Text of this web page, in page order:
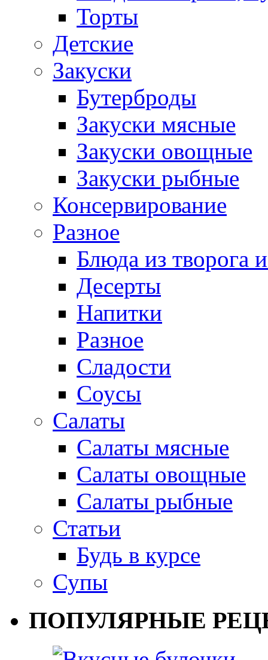
Торты
Детские
Закуски
Бутерброды
Закуски мясные
Закуски овощные
Закуски рыбные
Консервирование
Разное
Блюда из творога
Десерты
Напитки
Разное
Сладости
Соусы
Салаты
Салаты мясные
Салаты овощные
Салаты рыбные
Статьи
Будь в курсе
Супы
ПОПУЛЯРНЫЕ